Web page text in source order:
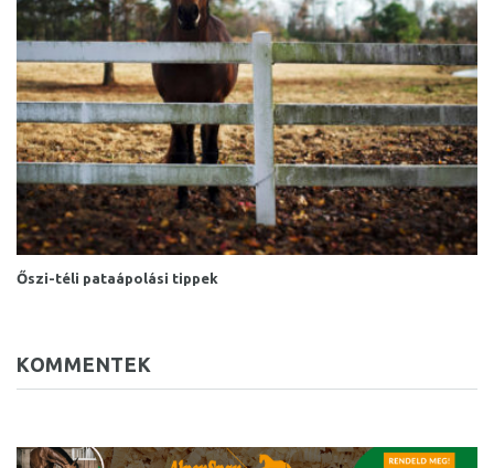
Őszi-téli pataápolási tippek
KOMMENTEK